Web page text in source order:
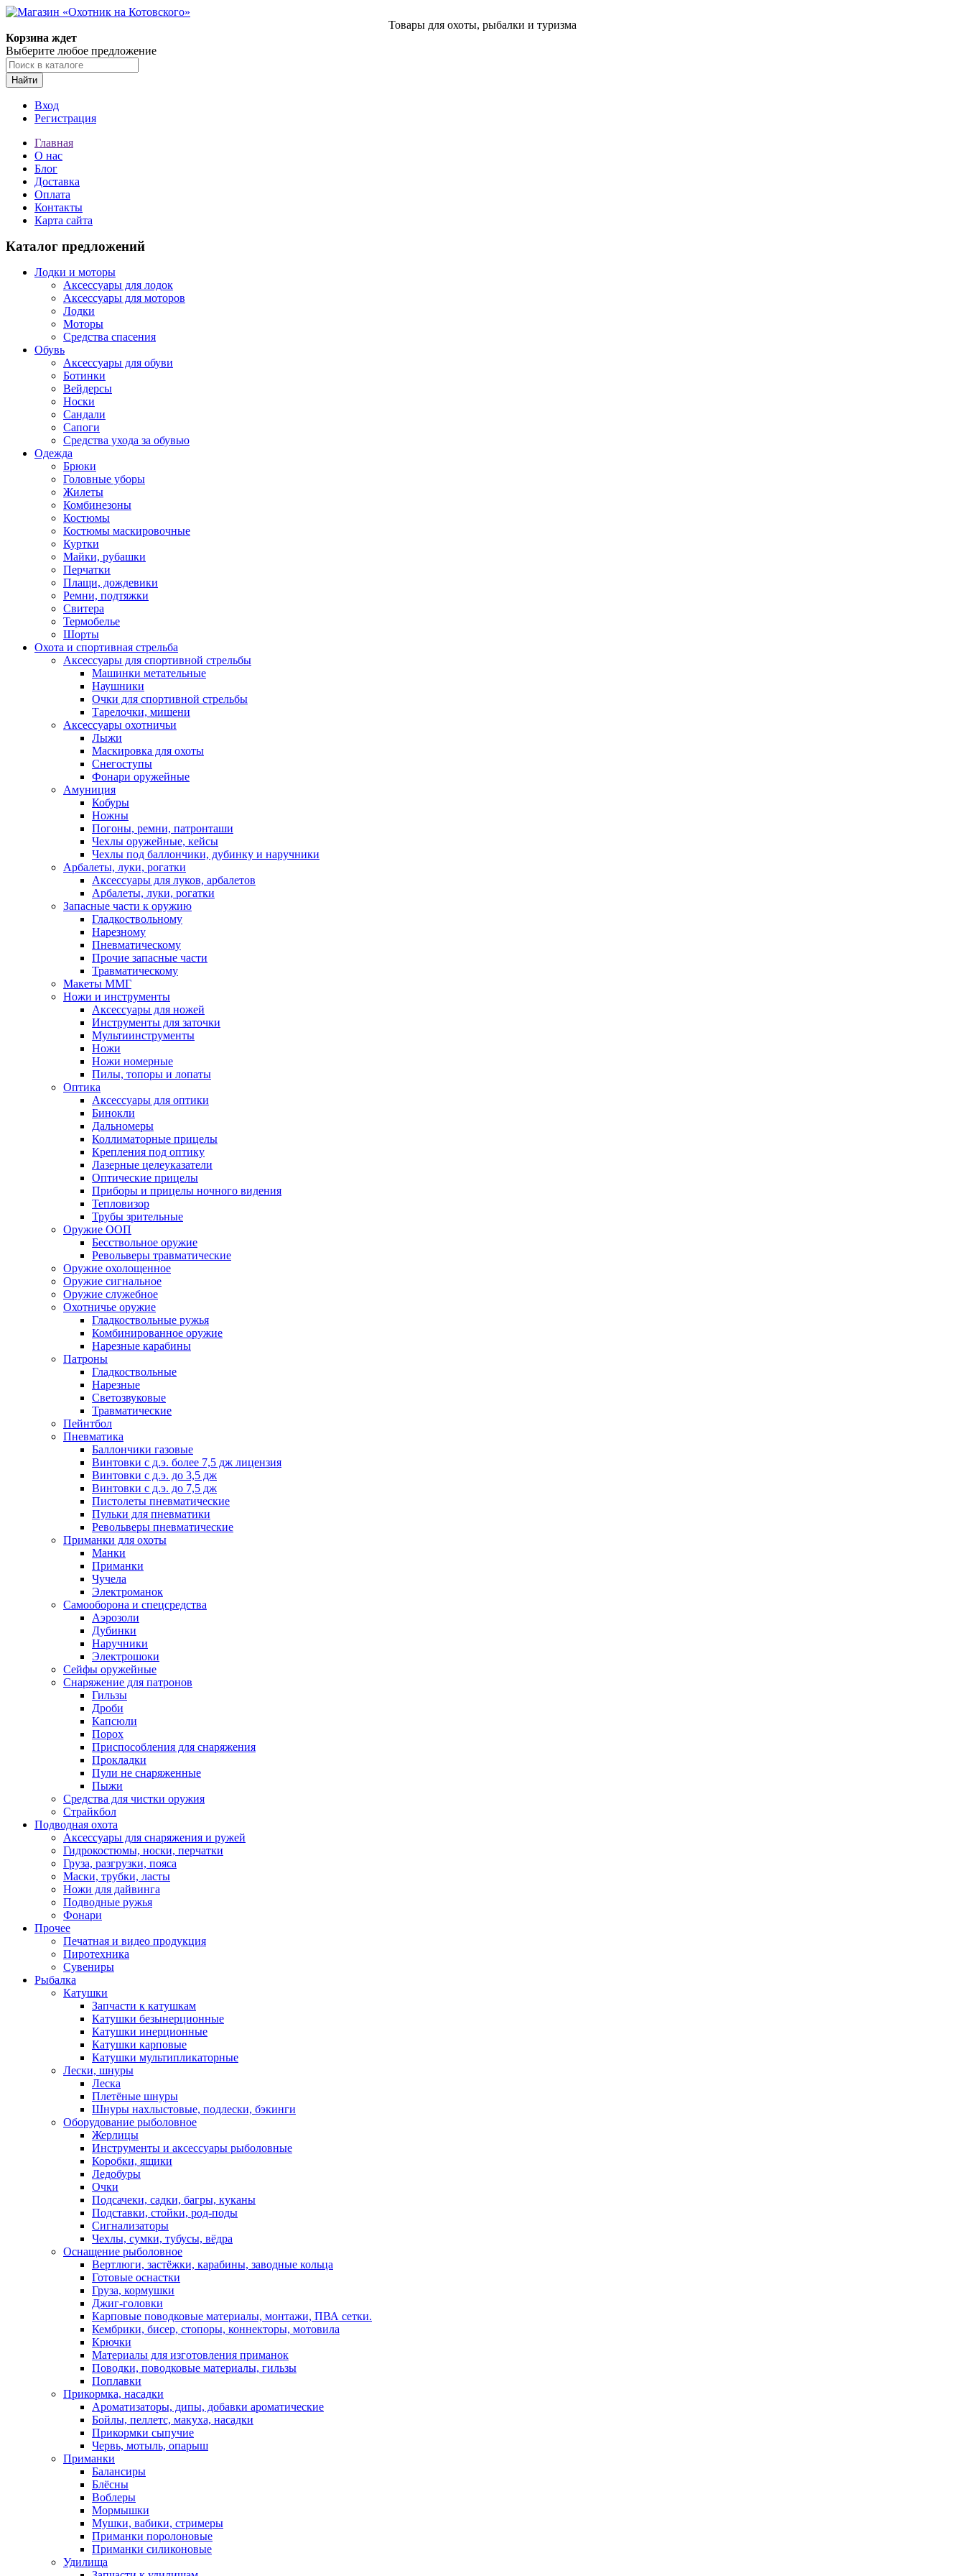
Товары для охоты, рыбалки и туризма
Корзина ждет
Выберите любое предложение
Найти
Вход
Регистрация
Главная
О нас
Блог
Доставка
Оплата
Контакты
Карта сайта
Каталог предложений
Лодки и моторы
Аксессуары для лодок
Аксессуары для моторов
Лодки
Моторы
Средства спасения
Обувь
Аксессуары для обуви
Ботинки
Вейдерсы
Носки
Сандали
Сапоги
Средства ухода за обувью
Одежда
Брюки
Головные уборы
Жилеты
Комбинезоны
Костюмы
Костюмы маскировочные
Куртки
Майки, рубашки
Перчатки
Плащи, дождевики
Ремни, подтяжки
Свитера
Термобелье
Шорты
Охота и спортивная стрельба
Аксессуары для спортивной стрельбы
Машинки метательные
Наушники
Очки для спортивной стрельбы
Тарелочки, мишени
Аксессуары охотничьи
Лыжи
Маскировка для охоты
Снегоступы
Фонари оружейные
Амуниция
Кобуры
Ножны
Погоны, ремни, патронташи
Чехлы оружейные, кейсы
Чехлы под баллончики, дубинку и наручники
Арбалеты, луки, рогатки
Аксессуары для луков, арбалетов
Арбалеты, луки, рогатки
Запасные части к оружию
Гладкоствольному
Нарезному
Пневматическому
Прочие запасные части
Травматическому
Макеты ММГ
Ножи и инструменты
Аксессуары для ножей
Инструменты для заточки
Мультиинструменты
Ножи
Ножи номерные
Пилы, топоры и лопаты
Оптика
Аксессуары для оптики
Бинокли
Дальномеры
Коллиматорные прицелы
Крепления под оптику
Лазерные целеуказатели
Оптические прицелы
Приборы и прицелы ночного видения
Тепловизор
Трубы зрительные
Оружие ООП
Бесствольное оружие
Револьверы травматические
Оружие охолощенное
Оружие сигнальное
Оружие служебное
Охотничье оружие
Гладкоствольные ружья
Комбинированное оружие
Нарезные карабины
Патроны
Гладкоствольные
Нарезные
Светозвуковые
Травматические
Пейнтбол
Пневматика
Баллончики газовые
Винтовки с д.э. более 7,5 дж лицензия
Винтовки с д.э. до 3,5 дж
Винтовки с д.э. до 7,5 дж
Пистолеты пневматические
Пульки для пневматики
Револьверы пневматические
Приманки для охоты
Манки
Приманки
Чучела
Электроманок
Самооборона и спецсредства
Аэрозоли
Дубинки
Наручники
Электрошоки
Сейфы оружейные
Снаряжение для патронов
Гильзы
Дроби
Капсюли
Порох
Приспособления для снаряжения
Прокладки
Пули не снаряженные
Пыжи
Средства для чистки оружия
Страйкбол
Подводная охота
Аксессуары для снаряжения и ружей
Гидрокостюмы, носки, перчатки
Груза, разгрузки, пояса
Маски, трубки, ласты
Ножи для дайвинга
Подводные ружья
Фонари
Прочее
Печатная и видео продукция
Пиротехника
Сувениры
Рыбалка
Катушки
Запчасти к катушкам
Катушки безынерционные
Катушки инерционные
Катушки карповые
Катушки мультипликаторные
Лески, шнуры
Леска
Плетёные шнуры
Шнуры нахлыстовые, подлески, бэкинги
Оборудование рыболовное
Жерлицы
Инструменты и аксессуары рыболовные
Коробки, ящики
Ледобуры
Очки
Подсачеки, садки, багры, куканы
Подставки, стойки, род-поды
Сигнализаторы
Чехлы, сумки, тубусы, вёдра
Оснащение рыболовное
Вертлюги, застёжки, карабины, заводные кольца
Готовые оснастки
Груза, кормушки
Джиг-головки
Карповые поводковые материалы, монтажи, ПВА сетки.
Кембрики, бисер, стопоры, коннекторы, мотовила
Крючки
Материалы для изготовления приманок
Поводки, поводковые материалы, гильзы
Поплавки
Прикормка, насадки
Ароматизаторы, дипы, добавки ароматические
Бойлы, пеллетс, макуха, насадки
Прикормки сыпучие
Червь, мотыль, опарыш
Приманки
Балансиры
Блёсны
Воблеры
Мормышки
Мушки, вабики, стримеры
Приманки поролоновые
Приманки силиконовые
Удилища